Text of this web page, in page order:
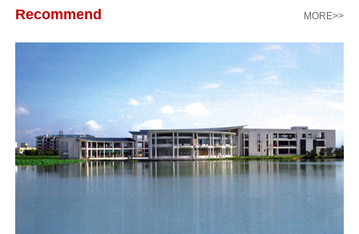
Recommend MORE>>